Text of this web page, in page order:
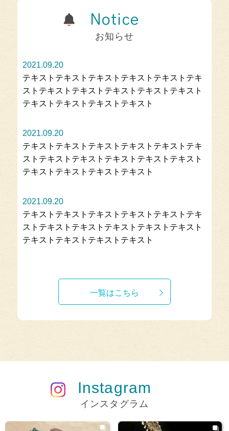
Notice
お知らせ
2021.09.20
テキストテキストテキストテキストテキストテキ
ストテキストテキストテキストテキストテキスト
テキストテキストテキストテキスト
2021.09.20
テキストテキストテキストテキストテキストテキ
ストテキストテキストテキストテキストテキスト
テキストテキストテキストテキスト
2021.09.20
テキストテキストテキストテキストテキストテキ
ストテキストテキストテキストテキストテキスト
テキストテキストテキストテキスト
一覧はこちら
Instagram
インスタグラム